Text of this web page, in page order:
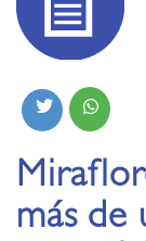
más de